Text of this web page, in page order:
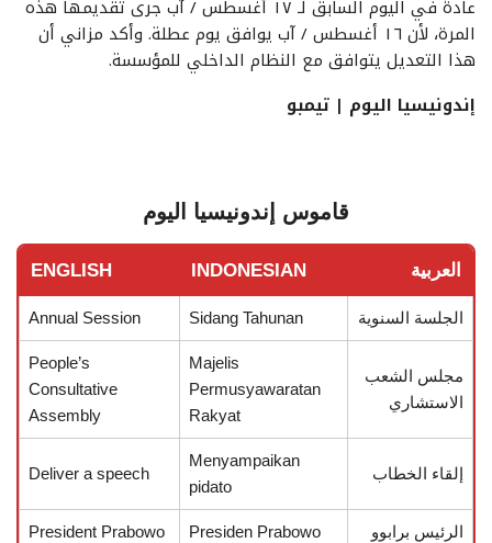
عادةً في اليوم السابق لـ ١٧ أغسطس / آب جرى تقديمها هذه
المرة، لأن ١٦ أغسطس / آب يوافق يوم عطلة. وأكد مزاني أن
هذا التعديل يتوافق مع النظام الداخلي للمؤسسة.
إندونيسيا اليوم | تيمبو
قاموس إندونيسيا اليوم
العربية INDONESIAN
ENGLISH
الجلسة السنوية Sidang Tahunan
Annual Session
مجلس الشعب
الاستشاري
Majelis
Permusyawaratan
Rakyat
People’s
Consultative
Assembly
إلقاء الخطاب
Menyampaikan
pidato
Deliver a speech
الرئيس برابوو
Presiden Prabowo
President Prabowo